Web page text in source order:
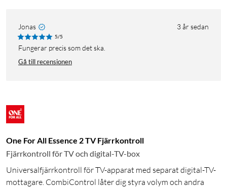
Jonas 3 år sedan
5/5
Fungerar precis som det ska.
Gå till recensionen
One For All Essence 2 TV Fjärrkontroll
Fjärrkontroll för TV och digital-TV-box
Universalfjärrkontroll för TV-apparat med separat digital-TV-
mottagare. CombiControl låter dig styra volym och andra